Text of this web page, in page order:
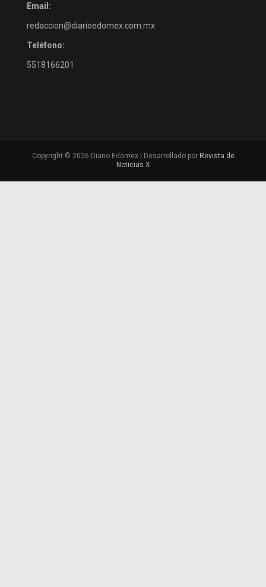
Email:
redaccion@diarioedomex.com.mx
Teléfono:
5518166201
Copyright © 2026 Diario Edomex | Desarrollado por Revista de
Noticias X